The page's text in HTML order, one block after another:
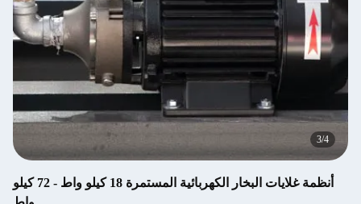
4/4
أنظمة غلايات البخار الكهربائية المستمرة 18 كيلو واط - 72 كيلو